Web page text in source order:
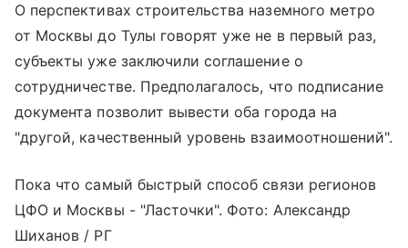
О перспективах строительства наземного метро
от Москвы до Тулы говорят уже не в первый раз,
субъекты уже заключили соглашение о
сотрудничестве. Предполагалось, что подписание
документа позволит вывести оба города на
"другой, качественный уровень взаимоотношений".
Пока что самый быстрый способ связи регионов
ЦФО и Москвы - "Ласточки". Фото: Александр
Шиханов / РГ